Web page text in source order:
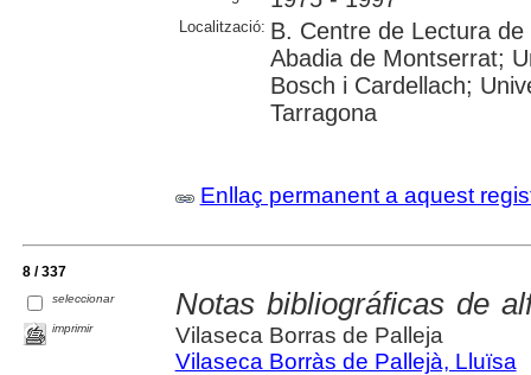
Localització: B. Centre de Lectura
Abadia de Montserrat;
Bosch i Cardellach;
Tarragona
Enllaç permanent a aquest
8 / 337
seleccionar
imprimir
Notas bibliográficas de
Vilaseca Borras de Palleja
Vilaseca Borràs de Pallejà, Lluïsa